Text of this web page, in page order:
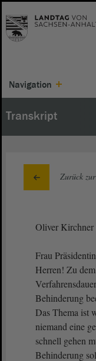
Navigation
Transkript
Zurück
Oliver
Frau
Herren! Zu dem
Behinderung
Das Thema ist
niemand eine
schnell gehen
Behinderung